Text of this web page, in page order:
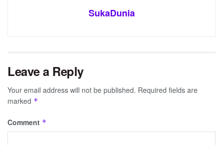
SukaDunia
Leave a Reply
Your email address will not be published. Required fields are
marked *
Comment *